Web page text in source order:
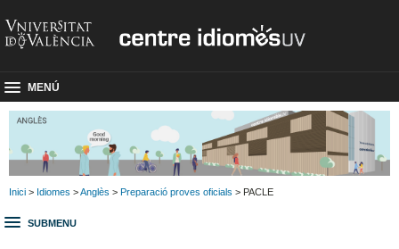
MENÚ
Inici > Idiomes >Anglès > Preparació proves oficials > PACLE
SUBMENU